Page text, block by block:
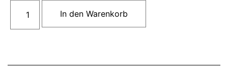
In den Warenkorb